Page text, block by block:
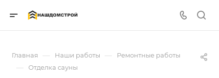
Главная — Наши работы — Ремонтные работы
— Отделка сауны